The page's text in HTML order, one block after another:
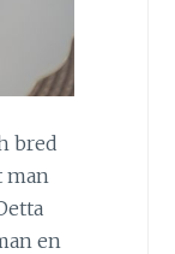
bred
man
en